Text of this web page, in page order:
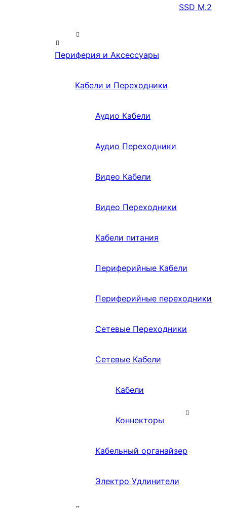
SSD M.2
Периферия и Аксессуары
Кабели и Переходники
Аудио Кабели
Аудио Переходники
Видео Кабели
Видео Переходники
Кабели питания
Периферийные Кабели
Периферийные переходники
Сетевые Переходники
Сетевые Кабели
Кабели
Коннекторы
Кабельный органайзер
Электро Удлинители